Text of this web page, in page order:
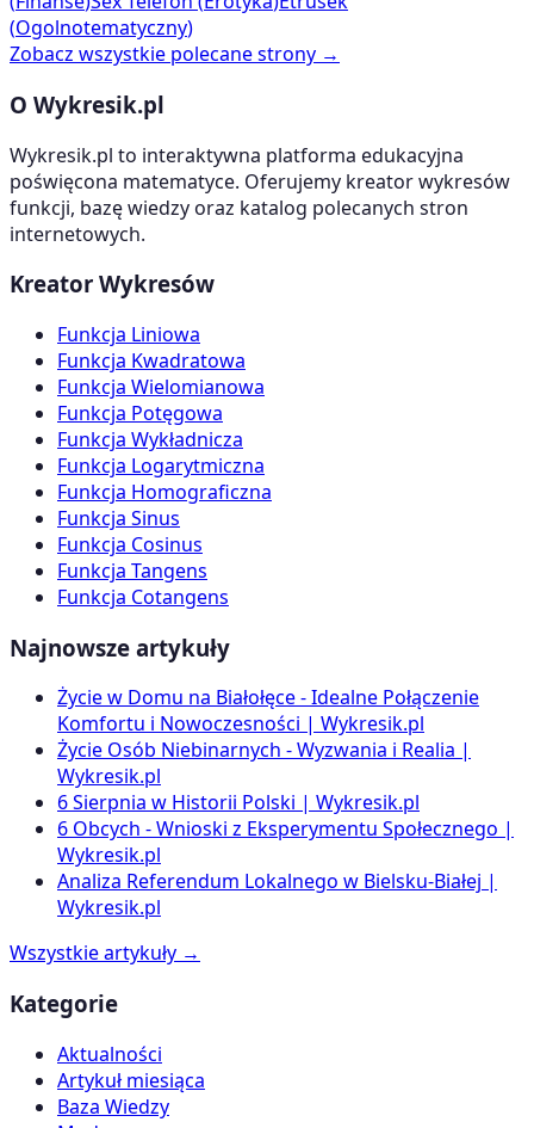
(Ogolnotematyczny)
Zobacz wszystkie polecane strony →
O Wykresik.pl
Wykresik.pl to interaktywna platforma edukacyjna
poświęcona matematyce. Oferujemy kreator wykresów
funkcji, bazę wiedzy oraz katalog polecanych stron
internetowych.
Kreator Wykresów
Funkcja Liniowa
Funkcja Kwadratowa
Funkcja Wielomianowa
Funkcja Potęgowa
Funkcja Wykładnicza
Funkcja Logarytmiczna
Funkcja Homograficzna
Funkcja Sinus
Funkcja Cosinus
Funkcja Tangens
Funkcja Cotangens
Najnowsze artykuły
Życie w Domu na Białołęce - Idealne Połączenie
Komfortu i Nowoczesności | Wykresik.pl
Życie Osób Niebinarnych - Wyzwania i Realia |
Wykresik.pl
6 Sierpnia w Historii Polski | Wykresik.pl
6 Obcych - Wnioski z Eksperymentu Społecznego |
Wykresik.pl
Analiza Referendum Lokalnego w Bielsku-Białej |
Wykresik.pl
Wszystkie artykuły →
Kategorie
Aktualności
Artykuł miesiąca
Baza Wiedzy